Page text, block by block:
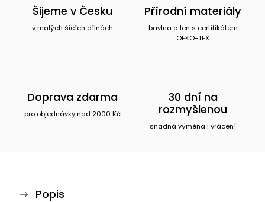
Šijeme v Česku
v malých šicích dílnách
Přírodní materiály
bavlna a len s certifikátem
OEKO-TEX
Doprava zdarma
pro objednávky nad 2000 Kč
30 dní na
rozmyšlenou
snadná výměna i vrácení
Popis